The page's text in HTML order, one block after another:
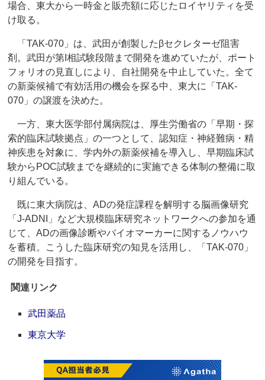
場合、東大から一時金と販売額に応じたロイヤリティを受
け取る。
「TAK-070」は、武田が創製したβセクレターゼ阻害
剤。武田が第I相試験段階まで開発を進めていたが、ポート
フォリオの見直しにより、自社開発を中止していた。全て
の新薬候補で有効活用の機会を探る中、東大に「TAK-
070」の譲渡を決めた。
一方、東大医学部付属病院は、厚生労働省の「早期・探
索的臨床試験拠点」の一つとして、認知症・神経難病・精
神疾患を対象に、学内外の新薬候補を導入し、早期臨床試
験からPOC試験までを継続的に実施できる体制の整備に取
り組んでいる。
既に東大病院は、ADの発症課程を解明する脳画像研究
「J-ADNI」など大規模臨床研究ネットワークへの参加を通
じて、ADの画像診断やバイオマーカーに関するノウハウ
を蓄積。こうした臨床研究の知見を活用し、「TAK-070」
の開発を目指す。
関連リンク
武田薬品
東京大学